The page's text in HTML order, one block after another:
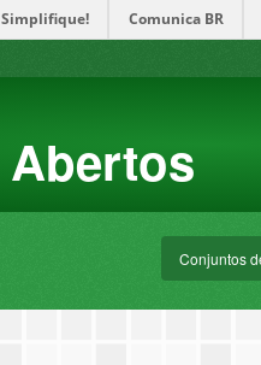
Simplifique! Comunica BR
Conjuntos